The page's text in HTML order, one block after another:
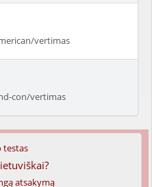
vertimas
con/vertimas
testas
atsakymą